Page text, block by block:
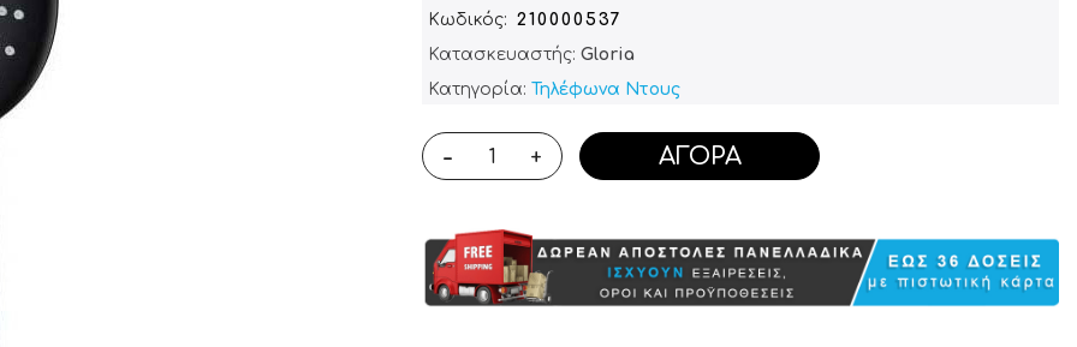
Κωδικός
210000537
Κατασκευαστής: Gloria
Κατηγορία: Τηλέφωνα Ντους
- + ΑΓΟΡΆ